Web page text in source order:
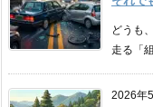
どうも
走る「
2026年